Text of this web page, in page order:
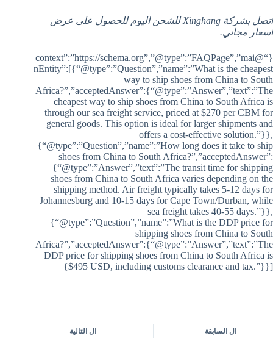
اتصل بشركة Xinghang للشحن اليوم للحصول على عرض
أسعار مجاني.
{“@context”:”https://schema.org”,”@type”:”FAQPage”,”mai
nEntity”:[{“@type”:”Question”,”name”:”What is the cheapest
way to ship shoes from China to South
Africa?”,”acceptedAnswer”:{“@type”:”Answer”,”text”:”The
cheapest way to ship shoes from China to South Africa is
through our sea freight service, priced at $270 per CBM for
general goods. This option is ideal for larger shipments and
offers a cost-effective solution.”}},
{“@type”:”Question”,”name”:”How long does it take to ship
shoes from China to South Africa?”,”acceptedAnswer”:
{“@type”:”Answer”,”text”:”The transit time for shipping
shoes from China to South Africa varies depending on the
shipping method. Air freight typically takes 5-12 days for
Johannesburg and 10-15 days for Cape Town/Durban, while
sea freight takes 40-55 days.”}},
{“@type”:”Question”,”name”:”What is the DDP price for
shipping shoes from China to South
Africa?”,”acceptedAnswer”:{“@type”:”Answer”,”text”:”The
DDP price for shipping shoes from China to South Africa is
$495 USD, including customs clearance and tax.”}}]}
ال السابقة ال التالية